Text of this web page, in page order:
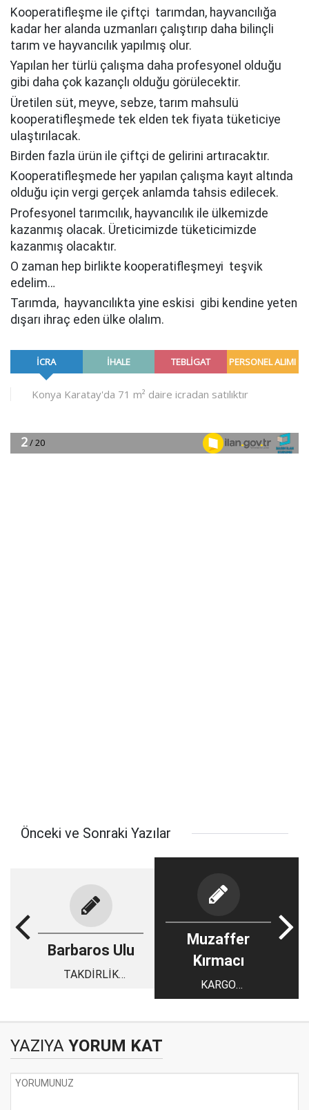
Kooperatifleşme ile çiftçi tarımdan, hayvancılığa
kadar her alanda uzmanları çalıştırıp daha bilinçli
tarım ve hayvancılık yapılmış olur.
Yapılan her türlü çalışma daha profesyonel olduğu
gibi daha çok kazançlı olduğu görülecektir.
Üretilen süt, meyve, sebze, tarım mahsulü
kooperatifleşmede tek elden tek fiyata tüketiciye
ulaştırılacak.
Birden fazla ürün ile çiftçi de gelirini artıracaktır.
Kooperatifleşmede her yapılan çalışma kayıt altında
olduğu için vergi gerçek anlamda tahsis edilecek.
Profesyonel tarımcılık, hayvancılık ile ülkemizde
kazanmış olacak. Üreticimizde tüketicimizde
kazanmış olacaktır.
O zaman hep birlikte kooperatifleşmeyi teşvik
edelim…
Tarımda, hayvancılıkta yine eskisi gibi kendine yeten
dışarı ihraç eden ülke olalım.
Önceki ve Sonraki Yazılar
Barbaros Ulu
TAKDİRLİK
Muzaffer
Kırmacı
KARGO
FİRMALARINDAN
YAZIYA YORUM KAT